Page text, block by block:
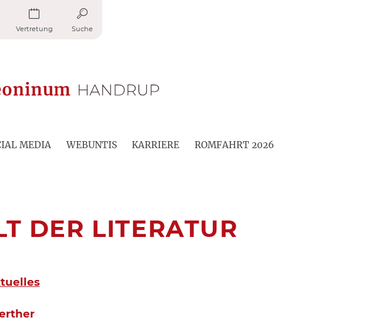
Vertretung Suche
MEDIA WEBUNTIS KARRIERE ROMFAHRT 2026
DER LITERATUR